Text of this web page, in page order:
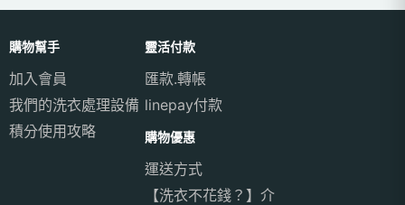
購物幫手
加入會員
我們的洗衣處理設備
積分使用攻略
靈活付款
匯款.轉帳
linepay付款
購物優惠
運送方式
【洗衣不花錢？】介